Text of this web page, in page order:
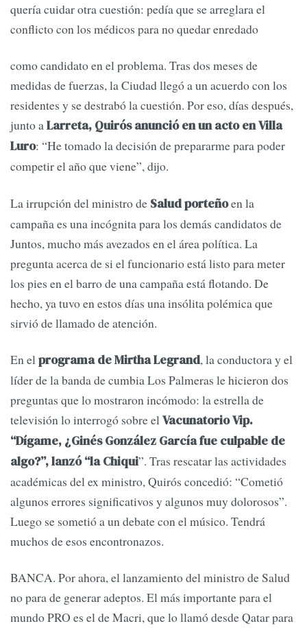
quería cuidar otra cuestión: pedía que se arreglara el
conflicto con los médicos para no quedar enredado
como candidato en el problema. Tras dos meses de
medidas de fuerzas, la Ciudad llegó a un acuerdo con los
residentes y se destrabó la cuestión. Por eso, días después,
junto aLarreta, Quirós anunció en un acto en Villa
Luro: “He tomado la decisión de prepararme para poder
competir el año que viene”, dijo.
La irrupción del ministro de Salud porteñoen la
campaña es una incógnita para los demás candidatos de
Juntos, mucho más avezados en el área política. La
pregunta acerca de si el funcionario está listo para meter
los pies en el barro de una campaña está flotando. De
hecho, ya tuvo en estos días una insólita polémica que
sirvió de llamado de atención.
En elprograma de Mirtha Legrand, la conductora y el
líder de la banda de cumbia Los Palmeras le hicieron dos
preguntas que lo mostraron incómodo: la estrella de
televisión lo interrogó sobre elVacunatorio Vip.
“Dígame, ¿Ginés González García fue culpable de
algo?”, lanzó “la Chiqui”. Tras rescatar las actividades
académicas del ex ministro, Quirós concedió: “Cometió
algunos errores significativos y algunos muy dolorosos”.
Luego se sometió a un debate con el músico. Tendrá
muchos de esos encontronazos.
BANCA. Por ahora, el lanzamiento del ministro de Salud
no para de generar adeptos. El más importante para el
mundo PRO es el de Macri, que lo llamó desde Qatar para